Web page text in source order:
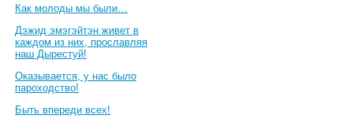
Как молоды мы были…
Дэжид эмэгэйтэн живет в
каждом из них, прославляя
наш Дырестуй!
Оказывается, у нас было
пароходство!
Быть впереди всех!